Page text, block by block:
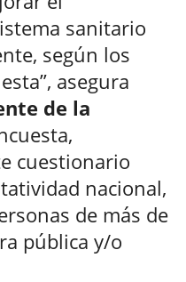
sanitario
según los
asegura
de la
cuestionario
nacional,
de más de
pública y/o